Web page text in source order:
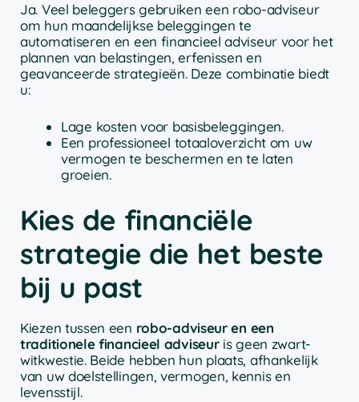
Ja. Veel beleggers gebruiken een robo-adviseur
om hun maandelijkse beleggingen te
automatiseren en een financieel adviseur voor het
plannen van belastingen, erfenissen en
geavanceerde strategieën. Deze combinatie biedt
u:
Lage kosten voor basisbeleggingen.
Een professioneel totaaloverzicht om uw
vermogen te beschermen en te laten
groeien.
Kies de financiële
strategie die het beste
bij u past
Kiezen tussen een robo-adviseur en een
traditionele financieel adviseuris geen zwart-
witkwestie. Beide hebben hun plaats, afhankelijk
van uw doelstellingen, vermogen, kennis en
levensstijl.